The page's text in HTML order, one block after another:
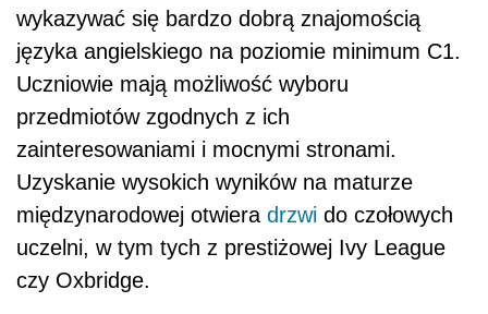
wykazywać się bardzo dobrą znajomością
języka angielskiego na poziomie minimum C1.
Uczniowie mają możliwość wyboru
przedmiotów zgodnych z ich
zainteresowaniami i mocnymi stronami.
Uzyskanie wysokich wyników na maturze
międzynarodowej otwiera drzwi do czołowych
uczelni, w tym tych z prestiżowej Ivy League
czy Oxbridge.